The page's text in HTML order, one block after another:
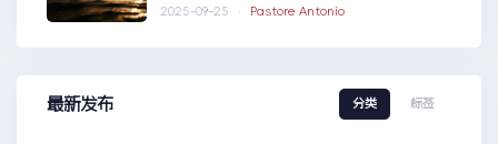
usingSystem;usingSystem.Collections.Gen....N
2025-09-25 · Pastore Antonio
最新发布 分类 标签